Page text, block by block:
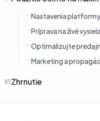
Nastavenia platformy
Príprava na živé
Optimalizujte
Marketing a
05Zhrnutie